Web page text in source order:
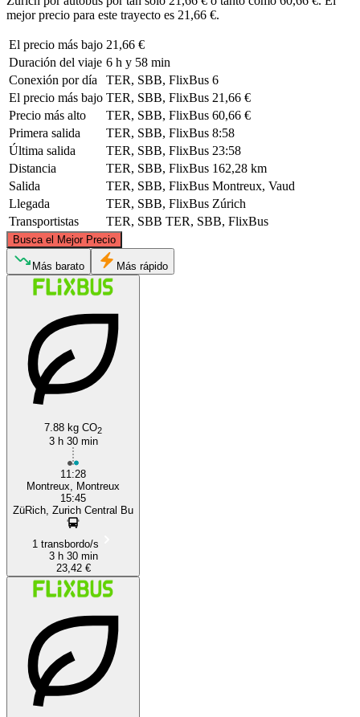
mejor precio para este trayecto es 21,66 €.
El precio más bajo 21,66 €
Duración del viaje 6 h y 58 min
Conexión por día
TER, SBB, FlixBus 6
El precio más bajo TER, SBB, FlixBus 21,66 €
Precio más alto
TER, SBB, FlixBus 60,66 €
Primera salida
TER, SBB, FlixBus 8:58
Última salida
TER, SBB, FlixBus 23:58
Distancia
TER, SBB, FlixBus 162,28 km
Salida
TER, SBB, FlixBus Montreux, Vaud
Llegada
TER, SBB, FlixBus Zúrich
Transportistas
TER, SBB TER, SBB, FlixBus
Busca el Mejor Precio
Montreux
©CARTO, © OpenStreetMap
Más barato Más rápido
7.88 kg CO2
3 h 30 min
11:28
Montreux, Montreux
15:45
ZüRich, Zurich Central Bu
1 transbordo/s
3 h 30 min
23,42 €